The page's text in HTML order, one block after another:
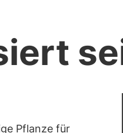
Pflanze für